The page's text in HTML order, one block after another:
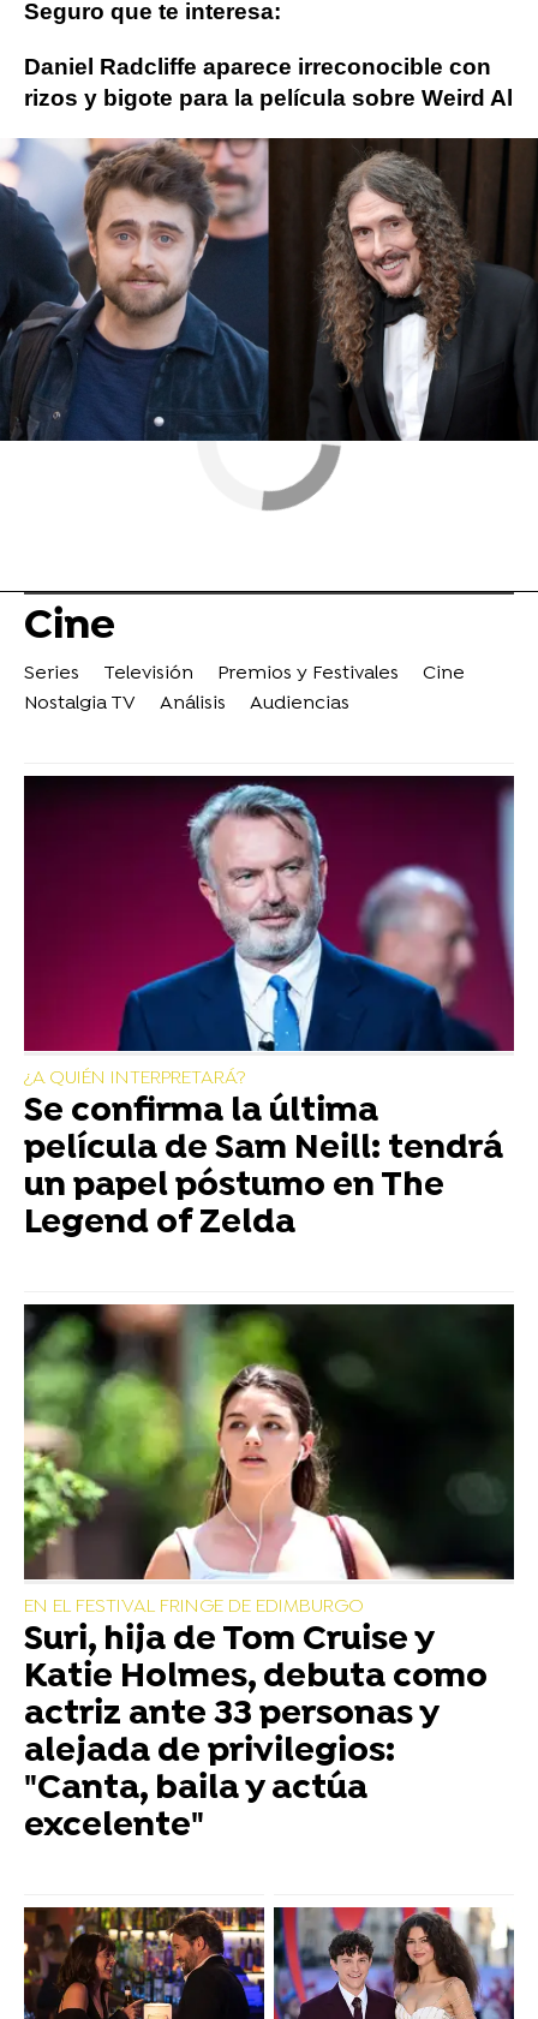
Seguro que te interesa:
Daniel Radcliffe aparece irreconocible con
rizos y bigote para la película sobre Weird Al
Actualidad Daniel Radcliffe Lobezno
ObjetivoTV » Cine
Cine
Series Televisión Premios y Festivales
Cine
Nostalgia TV
Análisis Audiencias
¿A QUIÉN INTERPRETARÁ?
Se confirma la última
película de Sam Neill: tendrá
un papel póstumo en The
Legend of Zelda
EN EL FESTIVAL FRINGE DE EDIMBURGO
Suri, hija de Tom Cruise y
Katie Holmes, debuta como
actriz ante 33 personas y
alejada de privilegios:
"Canta, baila y actúa
excelente"